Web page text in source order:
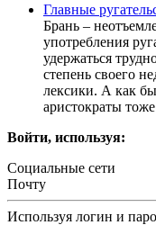
Главные
Брань –
употребления
удержаться
степень своего
лексики. А как
аристократы
Войти, используя:
Социальные сети
Почту
Используя логин и